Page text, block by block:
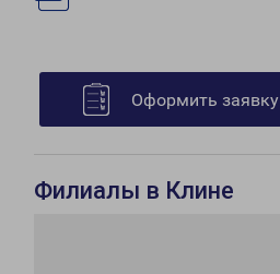
Оформить заявку
Филиалы в Клине